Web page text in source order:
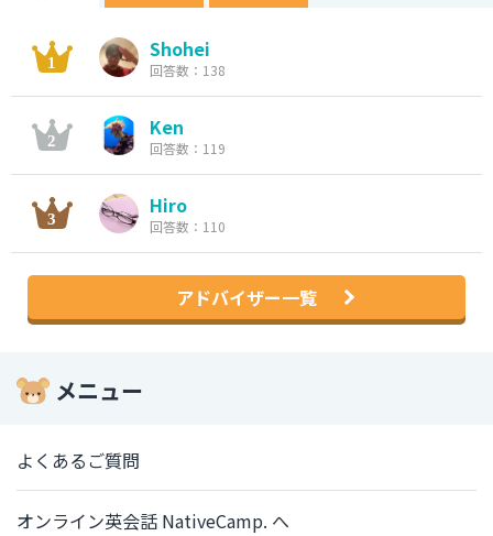
Shohei
回答数：138
Ken
回答数：119
Hiro
回答数：110
アドバイザー一覧
メニュー
よくあるご質問
オンライン英会話 NativeCamp. へ